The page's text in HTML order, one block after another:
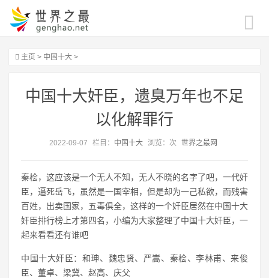
主页 > 中国十大 >
中国十大奸臣，遗臭万年也不足
以化解罪行
2022-09-07 栏目： 中国十大 浏览： 次 世界之最网
秦桧，这应该是一个无人不知，无人不晓的名字了吧，一代奸
臣，逼死岳飞，虽然是一国宰相，但是却为一己私欲，而残害
百姓，出卖国家，五毒俱全，这样的一个奸臣居然在中国十大
奸臣排行榜上才第四名，小编为大家整理了中国十大奸臣，一
起来看看还有谁吧
中国十大奸臣：和珅、魏忠贤、严嵩、秦桧、李林甫、来俊
臣、董卓、梁冀、赵高、庆父